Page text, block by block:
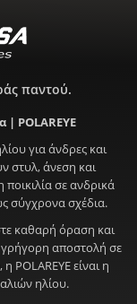
παντού.
| POLAREYE
για άνδρες και
στυλ, άνεση και
σε ανδρικά
σύγχρονα σχέδια.
καθαρή όραση και
αποστολή σε
POLAREYE είναι η
ηλίου.